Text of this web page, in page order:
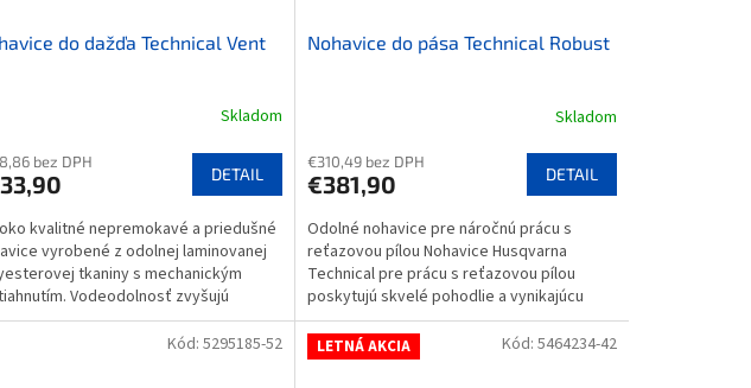
do dažďa Technical Vent
Skladom
bez DPH
DETAIL
kvalitné nepremokavé a priedušné
vyrobené z odolnej laminovanej
tkaniny s mechanickým
Vodeodolnosť zvyšujú
švy. Nohavice sú...
Nohavice do pása Technical Robust
Skladom
€310,49 bez DPH
€381,90 DETAIL
Odolné nohavice pre náročnú prácu s
reťazovou pílou Nohavice Husqvarna
Technical pre prácu s reťazovou pílou
poskytujú skvelé pohodlie a vynikajúcu
odolnosť proti...
Kód: 5295185-52 LETNÁ AKCIA Kód: 5464234-42